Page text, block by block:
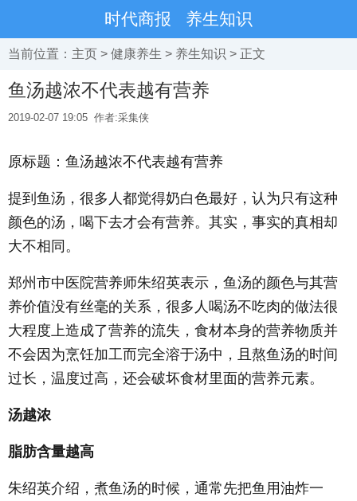
时代商报 养生知识
当前位置： 主页 > 健康养生 > 养生知识 > 正文
鱼汤越浓不代表越有营养
2019-02-07 19:05 作者:采集侠
原标题：鱼汤越浓不代表越有营养
提到鱼汤，很多人都觉得奶白色最好，认为只有这种
颜色的汤，喝下去才会有营养。其实，事实的真相却
大不相同。
郑州市中医院营养师朱绍英表示，鱼汤的颜色与其营
养价值没有丝毫的关系，很多人喝汤不吃肉的做法很
大程度上造成了营养的流失，食材本身的营养物质并
不会因为烹饪加工而完全溶于汤中，且熬鱼汤的时间
过长，温度过高，还会破坏食材里面的营养元素。
汤越浓
脂肪含量越高
朱绍英介绍，煮鱼汤的时候，通常先把鱼用油炸一